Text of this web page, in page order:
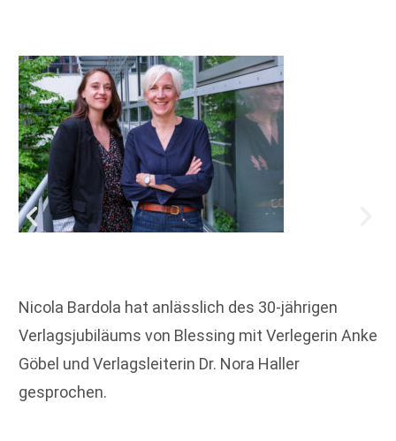
Nicola Bardola hat anlässlich des 30-jährigen
Verlagsjubiläums von Blessing mit Verlegerin Anke
Göbel und Verlagsleiterin Dr. Nora Haller
gesprochen.